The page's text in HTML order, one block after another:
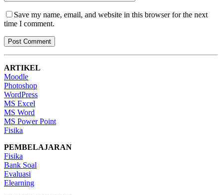
Save my name, email, and website in this browser for the next
time I comment.
ARTIKEL
Moodle
Photoshop
WordPress
MS Excel
MS Word
MS Power Point
Fisika
PEMBELAJARAN
Fisika
Bank Soal
Evaluasi
Elearning